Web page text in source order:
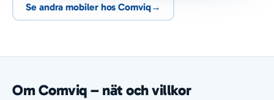
Se andra mobiler hos Comviq→
Om Comviq – nät och villkor